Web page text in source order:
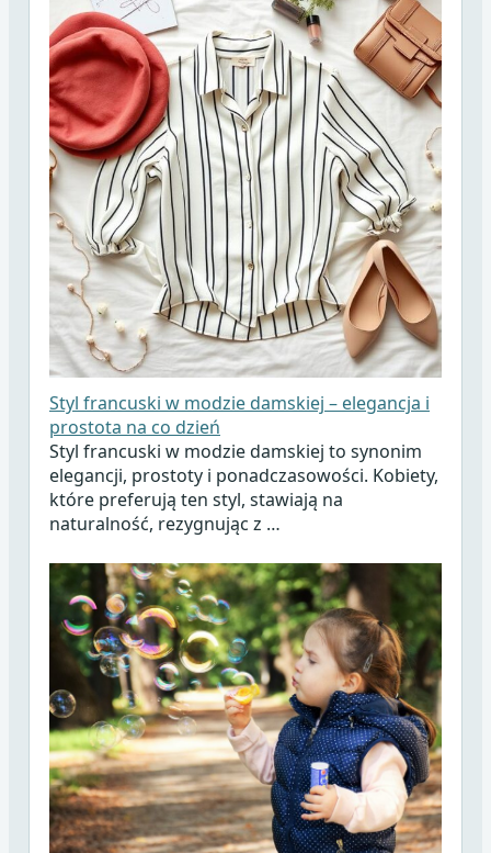
Styl francuski w modzie damskiej – elegancja i
prostota na co dzień
Styl francuski w modzie damskiej to synonim
elegancji, prostoty i ponadczasowości. Kobiety,
które preferują ten styl, stawiają na
naturalność, rezygnując z …